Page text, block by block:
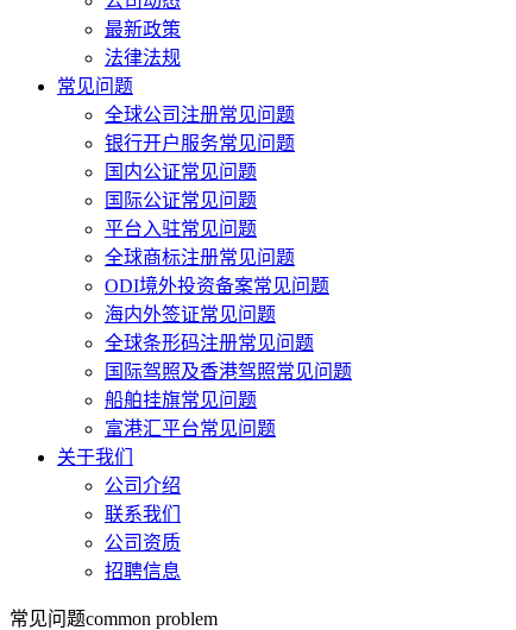
最新政策
法律法规
常见问题
全球公司注册常见问题
银行开户服务常见问题
国内公证常见问题
国际公证常见问题
平台入驻常见问题
全球商标注册常见问题
ODI境外投资备案常见问题
海内外签证常见问题
全球条形码注册常见问题
国际驾照及香港驾照常见问题
船舶挂旗常见问题
富港汇平台常见问题
关于我们
公司介绍
联系我们
公司资质
招聘信息
常见问题common problem